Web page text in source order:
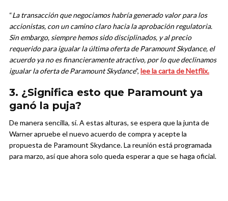
“La transacción que negociamos habría generado valor para los
accionistas, con un camino claro hacia la aprobación regulatoria.
Sin embargo, siempre hemos sido disciplinados, y al precio
requerido para igualar la última oferta de Paramount Skydance, el
acuerdo ya no es financieramente atractivo, por lo que declinamos
igualar la oferta de Paramount Skydance”, lee la carta de Netflix.
3. ¿Significa esto que Paramount ya
ganó la puja?
De manera sencilla, sí. A estas alturas, se espera que la junta de
Warner apruebe el nuevo acuerdo de compra y acepte la
propuesta de Paramount Skydance. La reunión está programada
para marzo, así que ahora solo queda esperar a que se haga oficial.